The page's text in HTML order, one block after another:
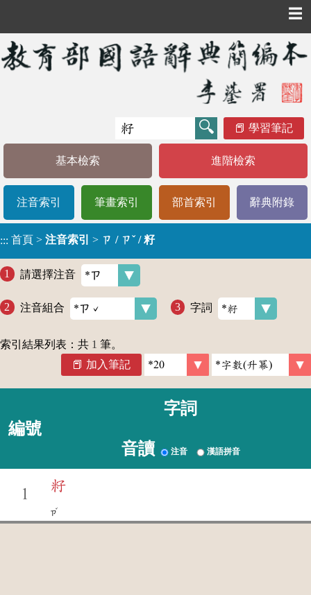
☰
學習筆記
基本檢索 進階檢索
注音索引 筆畫索引 部首索引 辭典附錄
::: 首頁 > 注音索引 > ㄗ / ㄗˇ / 籽
請選擇注音
注音組合 字詞
索引結果列表：共 1 筆。
加入筆記
編號
字詞
音讀 注音 漢語拼音
1
籽
ㄗ
ˇ